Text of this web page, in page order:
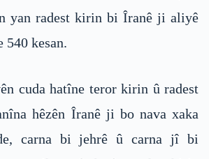
yan radest kirin bi Îranê ji aliyê
540 kesan.
cuda hatîne teror kirin û radest
hêzên Îranê ji bo nava xaka
carna bi jehrê û carna jî bi